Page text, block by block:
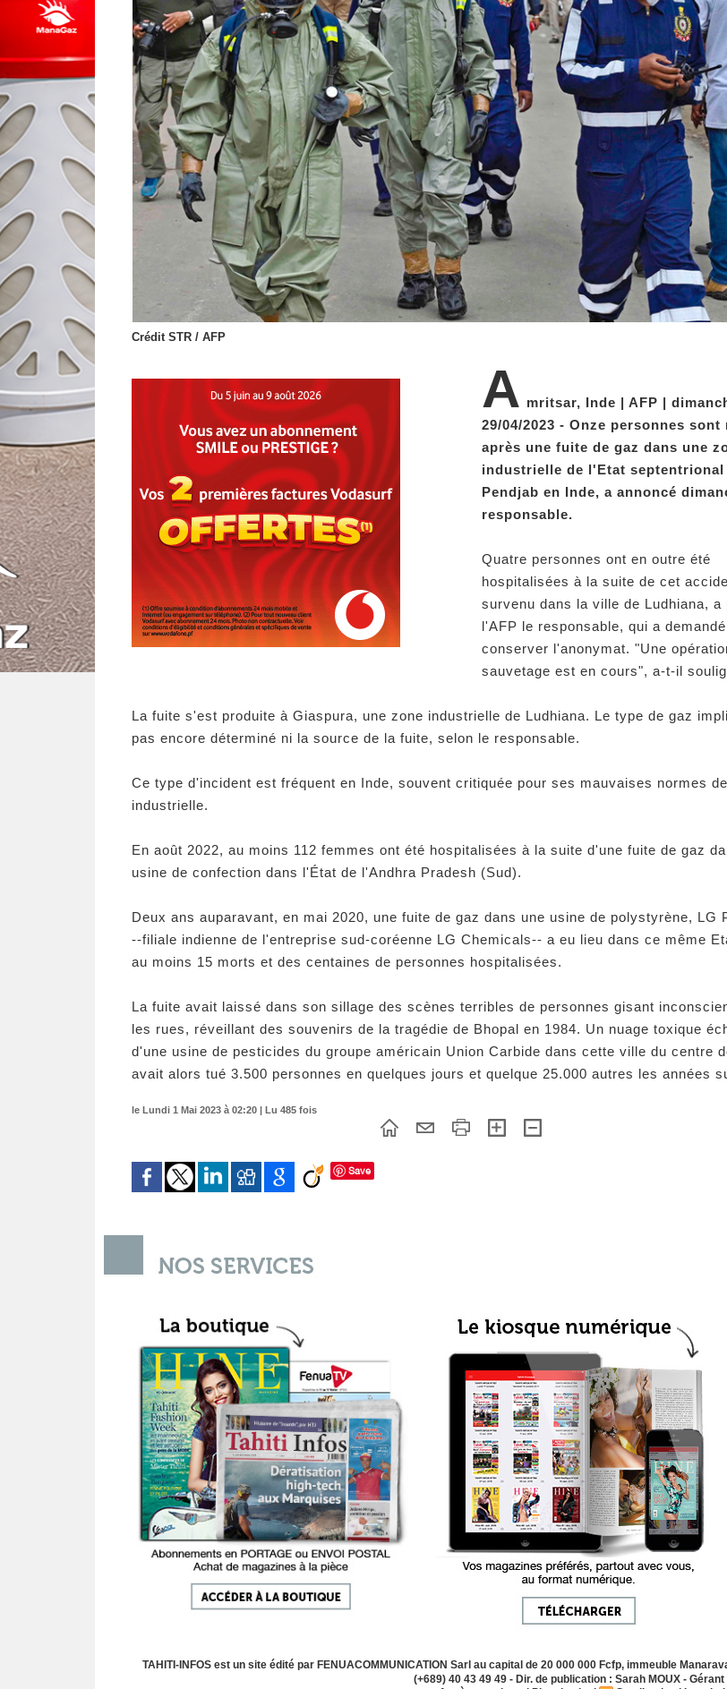
Crédit STR / AFP
A mritsar, Inde | AFP |
29/04/2023 - Onze personnes sont
après une fuite de gaz dans une
industrielle de l'Etat septentrional
Pendjab en Inde, a annoncé
responsable.
Quatre personnes ont en outre été
hospitalisées à la suite de cet
survenu dans la ville de Ludhiana, a
l'AFP le responsable, qui a
conserver l'anonymat. "Une
sauvetage est en cours", a-t-il
La fuite s'est produite à Giaspura, une zone industrielle de Ludhiana. Le type de gaz
pas encore déterminé ni la source de la fuite, selon le responsable.
Ce type d'incident est fréquent en Inde, souvent critiquée pour ses mauvaises normes
industrielle.
En août 2022, au moins 112 femmes ont été hospitalisées à la suite d'une fuite de gaz
usine de confection dans l'État de l'Andhra Pradesh (Sud).
Deux ans auparavant, en mai 2020, une fuite de gaz dans une usine de polystyrène, LG
--filiale indienne de l'entreprise sud-coréenne LG Chemicals-- a eu lieu dans ce même
au moins 15 morts et des centaines de personnes hospitalisées.
La fuite avait laissé dans son sillage des scènes terribles de personnes gisant
les rues, réveillant des souvenirs de la tragédie de Bhopal en 1984. Un nuage toxique
d'une usine de pesticides du groupe américain Union Carbide dans cette ville du centre
avait alors tué 3.500 personnes en quelques jours et quelque 25.000 autres les années
le Lundi 1 Mai 2023 à 02:20 | Lu 485 fois
Save
TAHITI-INFOS est un site édité par FENUACOMMUNICATION Sarl au capital de 20 000 000 Fcfp, immeuble
(+689) 40 43 49 49 - Dir. de publication : Sarah MOUX -